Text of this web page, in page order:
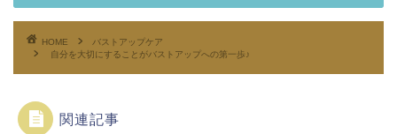
HOME
バストアップケア
自分を大切にすることがバストアップへの第一歩♪
関連記事